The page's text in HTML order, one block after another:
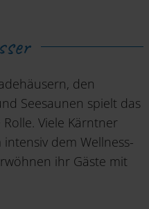
den
Seesaunen spielt das
Viele Kärntner
dem Wellness-
ihr Gäste mit